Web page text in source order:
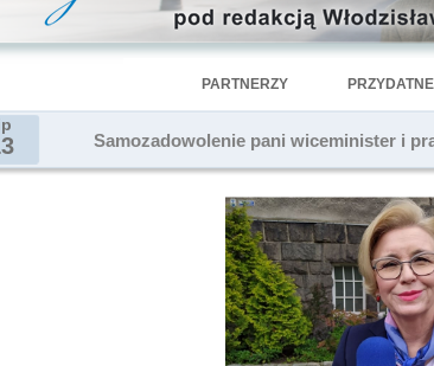
PARTNERZY
Samozadowolenie pani wiceminister i